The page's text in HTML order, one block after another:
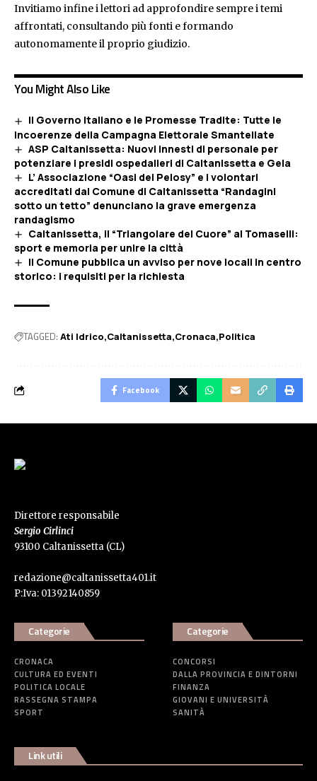
Invitiamo infine i lettori ad approfondire sempre i temi
affrontati, consultando più fonti e formando
autonomamente il proprio giudizio.
You Might Also Like
Il Governo Italiano e le Promesse Tradite: Tutte le
Incoerenze della Campagna Elettorale Smantellate
ASP Caltanissetta: Nuovi innesti di personale per
potenziare i presidi ospedalieri di Caltanissetta e Gela
L’ Associazione “Oasi dei Pelosy” e i volontari
accreditati dal Comune di Caltanissetta “Randagini
sotto un tetto” denunciano la grave emergenza
randagismo
Caltanissetta, il “Triangolare del Cuore” al Tomaselli:
sport e memoria per unire la città
Il Comune pubblica un avviso per nove locali in centro
storico: i requisiti per la richiesta
TAGGED: Ati Idrico Caltanissetta Cronaca Politica
Facebook
Direttore responsabile
Sergio Cirlinci
93100 Caltanissetta (CL)
redazione@caltanissetta401.it
P:Iva: 01392140859
Categorie
CRONACA
CULTURA ED EVENTI
POLITICA LOCALE
RASSEGNA STAMPA
SPORT
Categorie
CONCORSI
DALLA PROVINCIA E DINTORNI
FINANZA
GIOVANI E UNIVERSITÀ
SANITÀ
Link utili